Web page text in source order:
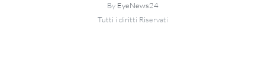
By EyeNews24
Tutti i diritti Riservati